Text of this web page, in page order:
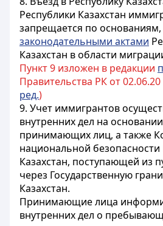
Республики Казахстан
запрещается по
законодательными актами
Казахстан в области
Пункт 9 изложен в редакции
Правительства РК от
ред.)
9. Учет иммигрантов
внутренних дел на
принимающих лиц, а также
национальной безопасности
Казахстан, поступающей из
через Государственную
Казахстан.
Принимающие лица
внутренних дел о